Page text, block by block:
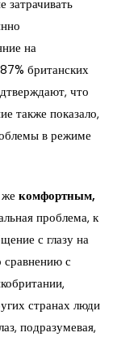
затрачивать
на
британских
что
также показало,
в режиме
комфортным,
проблема, к
с глазу на
сравнению с
странах люди
подразумевая,